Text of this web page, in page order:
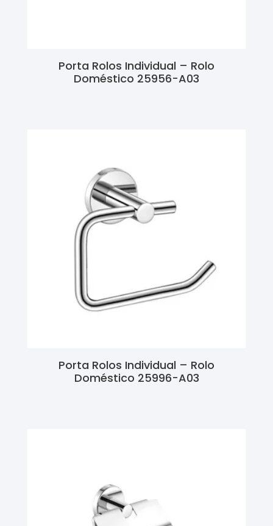
Porta Rolos Individual – Rolo
Doméstico 25956-A03
Porta Rolos Individual – Rolo
Doméstico 25996-A03